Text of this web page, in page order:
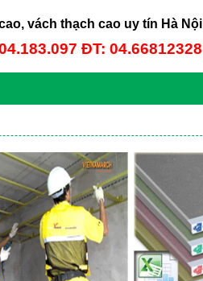
vách thạch cao uy tín Hà Nội
ĐT: 04.66812328